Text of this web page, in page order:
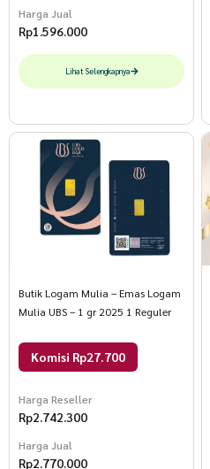
Harga Jual
Rp1.596.000
Lihat Selengkapnya
Butik Logam Mulia – Emas Logam
Mulia UBS – 1 gr 2025 1 Reguler
Komisi Rp27.700
Harga Reseller
Rp2.742.300
Harga Jual
Rp2.770.000